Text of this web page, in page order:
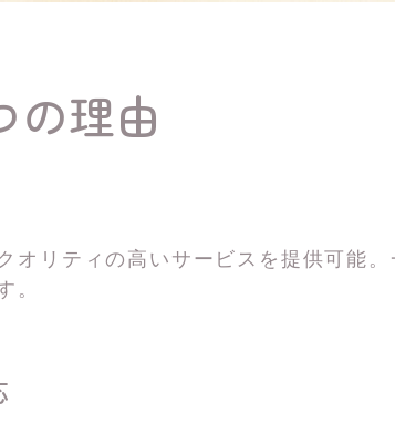
の理由
オリティの高いサービスを提供可能。
。